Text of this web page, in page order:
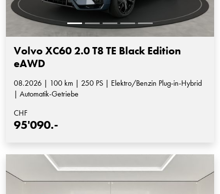
Volvo XC60 2.0 T8 TE Black Edition
eAWD
08.2026 | 100 km | 250 PS | Elektro/Benzin Plug-in-Hybrid
| Automatik-Getriebe
CHF
95'090.-